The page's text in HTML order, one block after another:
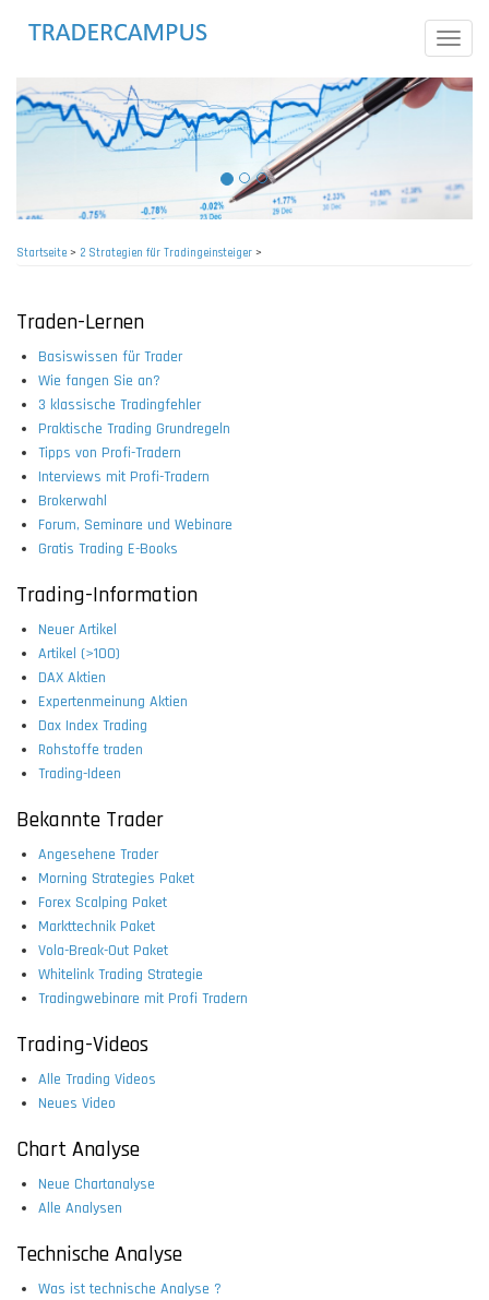
Toggle
Startseite> 2 Strategien für Tradingeinsteiger >
Traden-Lernen
Basiswissen für Trader
Wie fangen Sie an?
3 klassische Tradingfehler
Praktische Trading Grundregeln
Tipps von Profi-Tradern
Interviews mit Profi-Tradern
Brokerwahl
Forum, Seminare und Webinare
Gratis Trading E-Books
Trading-Information
Neuer Artikel
Artikel (>100)
DAX Aktien
Expertenmeinung Aktien
Dax Index Trading
Rohstoffe traden
Trading-Ideen
Bekannte Trader
Angesehene Trader
Morning Strategies Paket
Forex Scalping Paket
Markttechnik Paket
Vola-Break-Out Paket
Whitelink Trading Strategie
Tradingwebinare mit Profi Tradern
Trading-Videos
Alle Trading Videos
Neues Video
Chart Analyse
Neue Chartanalyse
Alle Analysen
Technische Analyse
Was ist technische Analyse ?